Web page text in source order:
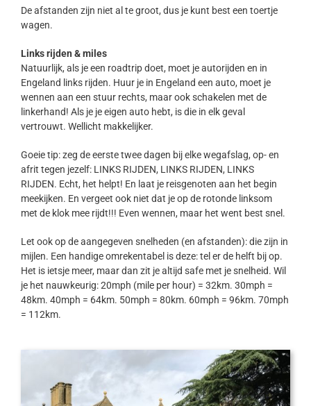
De afstanden zijn niet al te groot, dus je kunt best een toertje
wagen.
Links rijden & miles
Natuurlijk, als je een roadtrip doet, moet je autorijden en in
Engeland links rijden. Huur je in Engeland een auto, moet je
wennen aan een stuur rechts, maar ook schakelen met de
linkerhand! Als je je eigen auto hebt, is die in elk geval
vertrouwt. Wellicht makkelijker.
Goeie tip: zeg de eerste twee dagen bij elke wegafslag, op- en
afrit tegen jezelf: LINKS RIJDEN, LINKS RIJDEN, LINKS
RIJDEN. Echt, het helpt! En laat je reisgenoten aan het begin
meekijken. En vergeet ook niet dat je op de rotonde linksom
met de klok mee rijdt!!! Even wennen, maar het went best snel.
Let ook op de aangegeven snelheden (en afstanden): die zijn in
mijlen. Een handige omrekentabel is deze: tel er de helft bij op.
Het is ietsje meer, maar dan zit je altijd safe met je snelheid. Wil
je het nauwkeurig: 20mph (mile per hour) = 32km. 30mph =
48km. 40mph = 64km. 50mph = 80km. 60mph = 96km. 70mph
= 112km.